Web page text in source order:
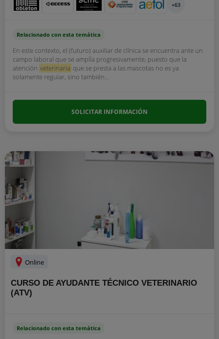
+63
Relacionado con esta temática
En este contexto, el (futuro) auxiliar de clínica se encuentra ante un
campo laboral que se amplía progresivamente, puesto que la
atención veterinaria que se presta a las mascotas no es ya
solamente regular, sino también...
SOLICITAR INFORMACIÓN
Online
CURSO DE AYUDANTE TÉCNICO VETERINARIO
(ATV)
Relacionado con esta temática